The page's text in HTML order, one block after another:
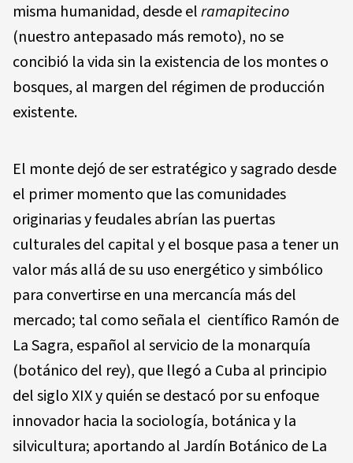
misma humanidad, desde elramapitecino
(nuestro antepasado más remoto), no se
concibió la vida sin la existencia de los montes o
bosques, al margen del régimen de producción
existente.
El monte dejó de ser estratégico y sagrado desde
el primer momento que las comunidades
originarias y feudales abrían las puertas
culturales del capital y el bosque pasa a tener un
valor más allá de su uso energético y simbólico
para convertirse en una mercancía más del
mercado; tal como señala el científico Ramón de
La Sagra, español al servicio de la monarquía
(botánico del rey), que llegó a Cuba al principio
del siglo XIX y quién se destacó por su enfoque
innovador hacia la sociología, botánica y la
silvicultura; aportando al Jardín Botánico de La